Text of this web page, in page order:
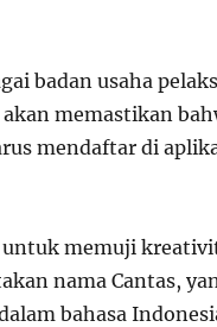
badan usaha
memastikan
mendaftar di
memuji
nama Cantas,
bahasa